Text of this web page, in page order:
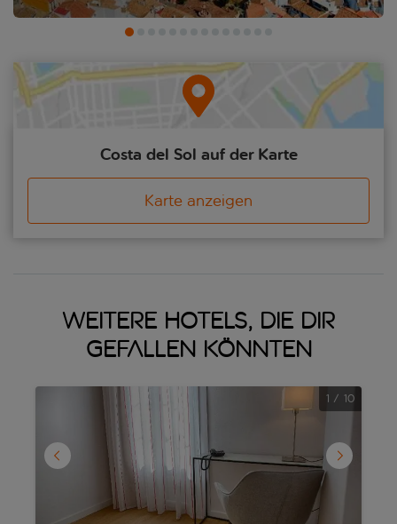
Costa del Sol auf der Karte
Karte anzeigen
Weitere Hotels, die dir
gefallen könnten
1 / 10